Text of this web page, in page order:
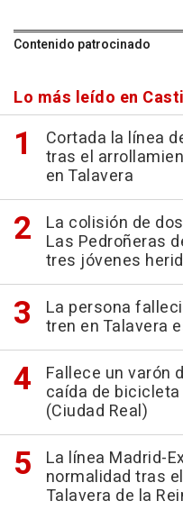
Contenido patrocinado
Lo más leído en
Cortada la línea
tras el
en Talavera
La colisión de
Las Pedroñeras
tres jóvenes
La persona
tren en Talavera
Fallece un varón
caída de
(Ciudad Real)
La línea Madrid-
normalidad tras
Talavera de la